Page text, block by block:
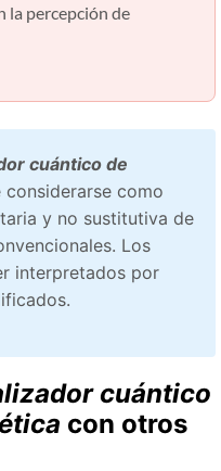
la percepción de
cuántico de
considerarse como
y no sustitutiva de
Los
interpretados por
cuántico
con otros